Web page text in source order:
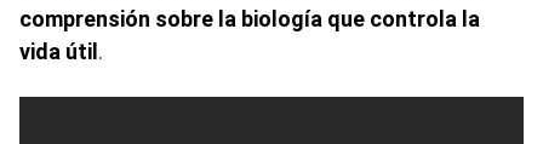
comprensión sobre la biología que controla la
vida útil .